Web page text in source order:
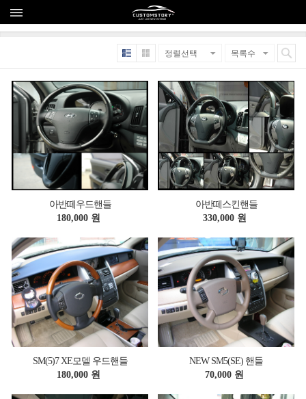
아반떼우드핸들
180,000 원
아반떼스킨핸들
330,000 원
SM(5)7 XE모델 우드핸들
180,000 원
NEW SM5(SE) 핸들
70,000 원